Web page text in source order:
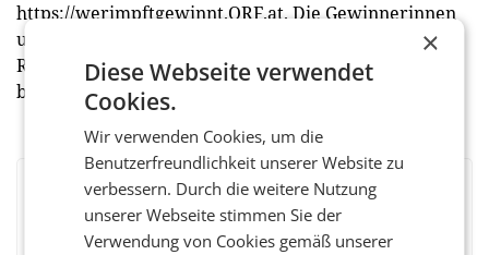
https://werimpftgewinnt.ORF.at. Die Gewinnerinnen
und Gewinner werden am 24. Dezember 2021 im
Rahmen von „Licht ins Dunkel“ in ORF 2
bekanntgegeben. (red)
BEWERTEN SIE DIESEN ARTIKEL
×
Diese Webseite verwendet
Cookies.
Wir verwenden Cookies, um die
Benutzerfreundlichkeit unserer Website zu
verbessern. Durch die weitere Nutzung
unserer Webseite stimmen Sie der
Verwendung von Cookies gemäß unserer